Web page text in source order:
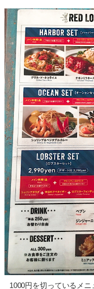
1000円を切っているメ